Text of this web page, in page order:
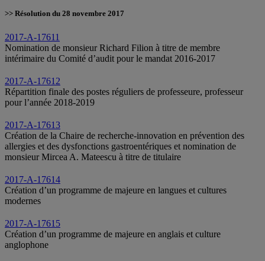
>> Résolution du 28 novembre 2017
2017-A-17611
Nomination de monsieur Richard Filion à titre de membre
intérimaire du Comité d’audit pour le mandat 2016-2017
2017-A-17612
Répartition finale des postes réguliers de professeure, professeur
pour l’année 2018‑2019
2017-A-17613
Création de la Chaire de recherche-innovation en prévention des
allergies et des dysfonctions gastroentériques et nomination de
monsieur Mircea A. Mateescu à titre de titulaire
2017-A-17614
Création d’un programme de majeure en langues et cultures
modernes
2017-A-17615
Création d’un programme de majeure en anglais et culture
anglophone